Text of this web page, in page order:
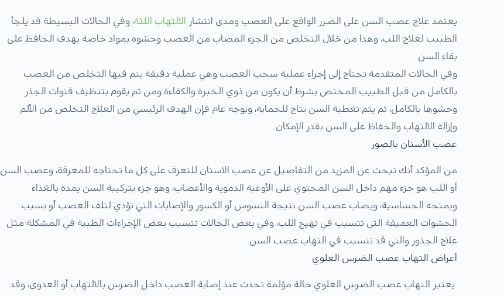
يعتمد علاج عصب السن على الضرر الواقع على العصب ومدى انتشار الالتهاب اللثة، وفي الحالات البسيطة قد يلجأ
الطبيب لعلاج اللب، وهذا من خلال التخلص من الجزء المصاب من العصب وحشوه بمواد خاصة بهدف الحافظ على
بقاء السن.
وفي الحالات المتقدمة تحتاج إلى إجراء عملية سحب العصب وهي عملية دقيقة يتم فيها التخلص من العصب
بالكامل من قبل الطبيب المختص بشرط أن يكون من ذوي الخبرة والكفاءة ومن ثم يقوم بتنظيف قنوات الجذر
وحشوها بالكامل، ثم يتم تغطية السن بتاج للحماية، وبوجه عام فإن الهدف الرئيسي من العلاج التخلص من الألم
وإزالة الالتهاب والحفاظ على السن بقدر الإمكان.
عصب الأسنان بالصور
من المؤكد أنك تبحث عن المزيد من التفاصيل عن عصب الاسنان للتعرف على كل ما تحتاجه للمعرفة، وعصب السن
أو اللب هو جزء مهم داخل السن المحتوي على الأوعية الدموية والأعصاب، وهو جزء بتركيبة السن يمده بالغذاء
ويمنحه الحساسية، ويصاب عصب السن نتيجة التسوس أو الكسور والإصابات التي تؤدي لتلف العصب أو بسبب
الحشوات العميقة التي تتسبب في تهيج اللب، وفي بعض الحالات تتسبب بعض الإجراءات الطبية في المشكلة مثل
علاج الجذور والتي قد تتسبب في التهاب عصب السن.
أعراض التهاب عصب الضرس العلوي
يعتبر التهاب عصب الضرس العلوي حالة مؤلمة تحدث عند إصابة العصب داخل الضرس بالالتهاب أو العدوى، وقد